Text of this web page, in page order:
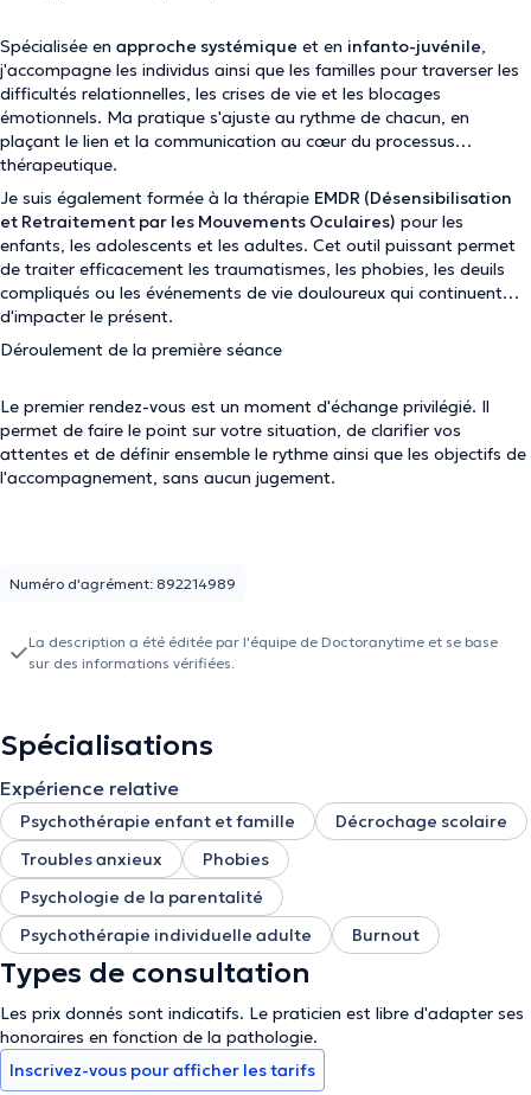
Spécialisée en approche systémique et en infanto-juvénile,
j'accompagne les individus ainsi que les familles pour traverser les
difficultés relationnelles, les crises de vie et les blocages
émotionnels. Ma pratique s'ajuste au rythme de chacun, en
plaçant le lien et la communication au cœur du processus
thérapeutique.
Je suis également formée à la thérapie EMDR (Désensibilisation
et Retraitement par les Mouvements Oculaires) pour les
enfants, les adolescents et les adultes. Cet outil puissant permet
de traiter efficacement les traumatismes, les phobies, les deuils
compliqués ou les événements de vie douloureux qui continuent
d'impacter le présent.
Déroulement de la première séance
Le premier rendez-vous est un moment d'échange privilégié. Il
permet de faire le point sur votre situation, de clarifier vos
attentes et de définir ensemble le rythme ainsi que les objectifs de
l'accompagnement, sans aucun jugement.
Numéro d'agrément: 892214989
La description a été éditée par l'équipe de Doctoranytime et se base
sur des informations vérifiées.
Spécialisations
Expérience relative
Psychothérapie enfant et famille
Décrochage scolaire
Troubles anxieux
Phobies
Psychologie de la parentalité
Psychothérapie individuelle adulte
Burnout
Types de consultation
Les prix donnés sont indicatifs. Le praticien est libre d'adapter ses
honoraires en fonction de la pathologie.
Inscrivez-vous pour afficher les tarifs